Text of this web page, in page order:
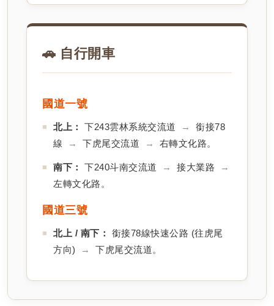
🚗 自行開車
國道一號
北上： 下243雲林系統交流道 →
銜接78
線
→ 下虎尾交流道 → 右轉文化路。
南下： 下240斗南交流道 → 接大業路
→
左轉文化路。
國道三號
北上 / 南下：
銜接78線快速公路 (往虎尾
方向)
→ 下虎尾交流道。